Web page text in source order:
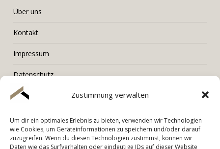
Zustimmung verwalten
Um dir ein optimales Erlebnis zu bieten, verwenden wir Technologien
wie Cookies, um Geräteinformationen zu speichern und/oder darauf
zuzugreifen. Wenn du diesen Technologien zustimmst, können wir
Daten wie das Surfverhalten oder eindeutige IDs auf dieser Website
Über uns
Kontakt
Impressum
Datenschutz
LORENZ Immobilien
Tel. +436603006001